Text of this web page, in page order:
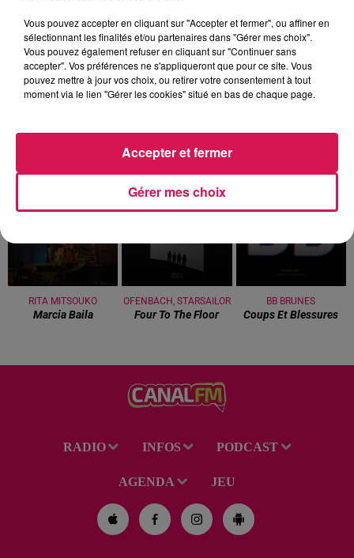
Du lundi au vendredi à 11h45, Mamie Coquillette retrouve
Geoffrey pour une recette de cuisine à sa manière
RITA MITSOUKO
Marcia Baila
20h35
20h35
OFENBACH, STARSAILOR
Four To The Floor
BB BRUNES
Coups Et Blessures
RADIO INFOS PODCAST
AGENDA JEU
Vous pouvez accepter en cliquant sur "Accepter et fermer", ou affiner en
sélectionnant les finalités et/ou partenaires dans "Gérer mes choix".
Vous pouvez également refuser en cliquant sur "Continuer sans
accepter". Vos préférences ne s'appliqueront que pour ce site. Vous
pouvez mettre à jour vos choix, ou retirer votre consentement à tout
moment via le lien "Gérer les cookies" situé en bas de chaque page.
Gérer mes choix
Accepter et fermer